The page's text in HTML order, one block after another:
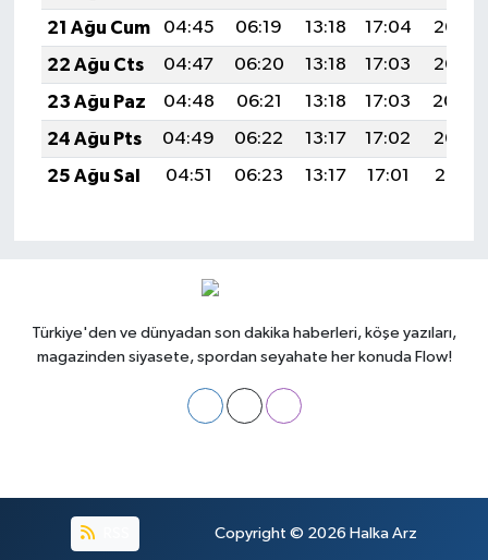
21 Ağu Cum
04:45 06:19 13:18 17:04
20:07
22 Ağu Cts
04:47 06:20 13:18 17:03
20:06
23 Ağu Paz
04:48 06:21 13:18 17:03
20:04
24 Ağu Pts
04:49 06:22 13:17 17:02
20:03
25 Ağu Sal
04:51 06:23 13:17 17:01 20:01
Türkiye'den ve dünyadan son dakika haberleri, köşe yazıları,
magazinden siyasete, spordan seyahate her konuda Flow!
Copyright © 2026 Halka Arz